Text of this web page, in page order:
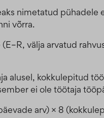
nimetatud pühadele
võrra.
välja arvatud
alusel, kokkulepitud
ei ole töötaja
arv) × 8